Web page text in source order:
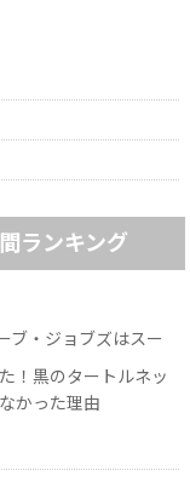
ランキング
ブ・ジョブズはスー
！黒のタートルネッ
かった理由